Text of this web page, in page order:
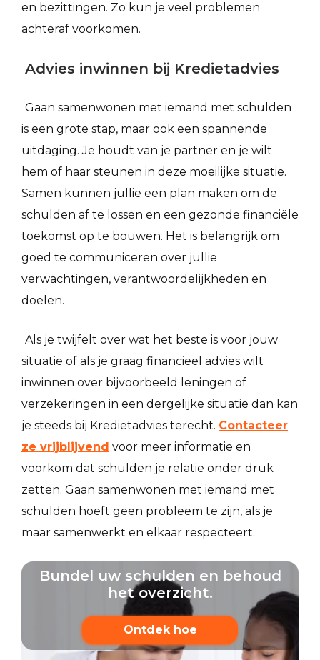
en bezittingen. Zo kun je veel problemen
achteraf voorkomen.
Advies inwinnen bij Kredietadvies
Gaan samenwonen met iemand met schulden
is een grote stap, maar ook een spannende
uitdaging. Je houdt van je partner en je wilt
hem of haar steunen in deze moeilijke situatie.
Samen kunnen jullie een plan maken om de
schulden af te lossen en een gezonde financiële
toekomst op te bouwen. Het is belangrijk om
goed te communiceren over jullie
verwachtingen, verantwoordelijkheden en
doelen.
Als je twijfelt over wat het beste is voor jouw
situatie of als je graag financieel advies wilt
inwinnen over bijvoorbeeld leningen of
verzekeringen in een dergelijke situatie dan kan
je steeds bij Kredietadvies terecht. Contacteer
ze vrijblijvend voor meer informatie en
voorkom dat schulden je relatie onder druk
zetten. Gaan samenwonen met iemand met
schulden hoeft geen probleem te zijn, als je
maar samenwerkt en elkaar respecteert.
Bundel uw schulden en behoud
het overzicht.
Ontdek hoe